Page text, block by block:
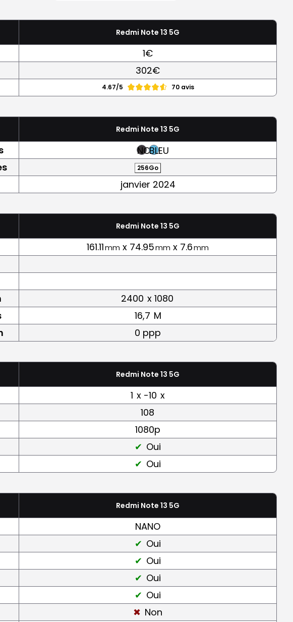
Redmi Note 13 5G
1€
302€
4.67/5 70 avis
Redmi Note 13 5G
NOIRBLEU
256Go
janvier 2024
Redmi Note 13 5G
161.11mm x 74.95mm x 7.6mm
2400 x 1080
16,7 M
0 ppp
Redmi Note 13 5G
1 x -10 x
108
1080p
Oui
Oui
Redmi Note 13 5G
NANO
Oui
Oui
Oui
Oui
Non